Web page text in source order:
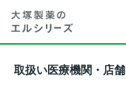
取扱い医療機関・店舗